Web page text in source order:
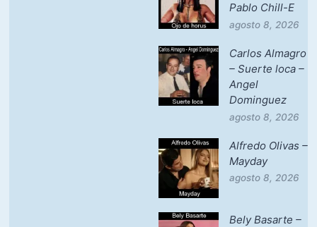
Pablo Chill-E
agosto 8, 2026
Carlos Almagro
– Suerte loca –
Angel
Dominguez
agosto 8, 2026
Alfredo Olivas –
Mayday
agosto 8, 2026
Bely Basarte –